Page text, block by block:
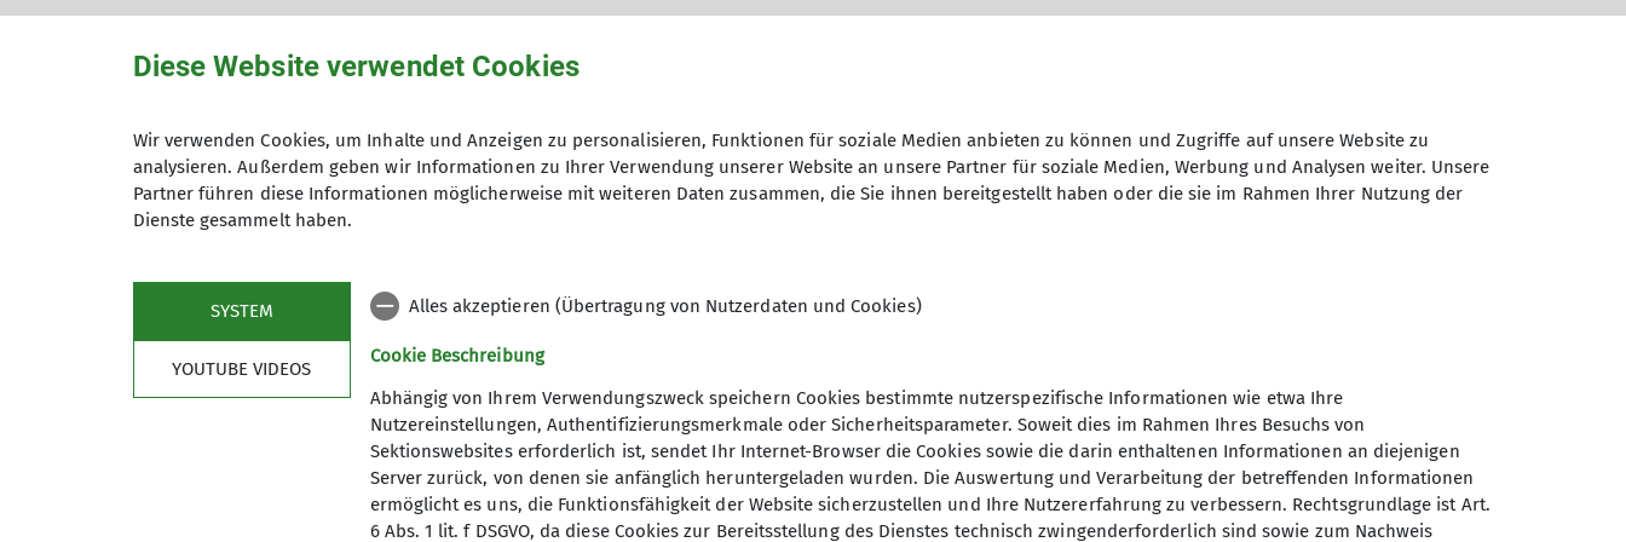
Veranstaltungen Status Details
Sektion Nahegau des
Deutschen Alpenvereins e.V.
Diese Website verwendet Cookies
Wir verwenden Cookies, um Inhalte und Anzeigen zu personalisieren, Funktionen für soziale Medien anbieten zu können und Zugriffe auf unsere Website zu
analysieren. Außerdem geben wir Informationen zu Ihrer Verwendung unserer Website an unsere Partner für soziale Medien, Werbung und Analysen weiter. Unsere
Partner führen diese Informationen möglicherweise mit weiteren Daten zusammen, die Sie ihnen bereitgestellt haben oder die sie im Rahmen Ihrer Nutzung der
Dienste gesammelt haben.
SYSTEM
YOUTUBE VIDEOS
Alles akzeptieren (Übertragung von Nutzerdaten und Cookies)
Cookie Beschreibung
Abhängig von Ihrem Verwendungszweck speichern Cookies bestimmte nutzerspezifische Informationen wie etwa Ihre
Nutzereinstellungen, Authentifizierungsmerkmale oder Sicherheitsparameter. Soweit dies im Rahmen Ihres Besuchs von
Sektionswebsites erforderlich ist, sendet Ihr Internet-Browser die Cookies sowie die darin enthaltenen Informationen an diejenigen
Server zurück, von denen sie anfänglich heruntergeladen wurden. Die Auswertung und Verarbeitung der betreffenden Informationen
ermöglicht es uns, die Funktionsfähigkeit der Website sicherzustellen und Ihre Nutzererfahrung zu verbessern. Rechtsgrundlage ist Art.
6 Abs. 1 lit. f DSGVO, da diese Cookies zur Bereitsstellung des Dienstes technisch zwingenderforderlich sind sowie zum Nachweis